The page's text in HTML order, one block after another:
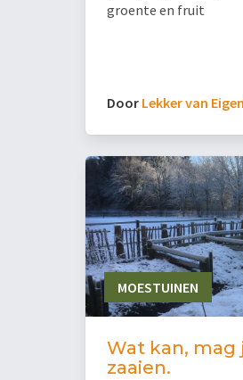
groente en fruit
Door Lekker van
MOESTUINEN
Wat kan, mag
zaaien.